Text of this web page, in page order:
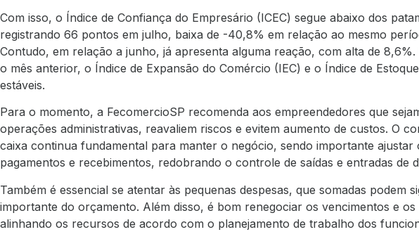
Com isso, o Índice de Confiança do Empresário (ICEC) segue abaixo dos
registrando 66 pontos em julho, baixa de -40,8% em relação ao mesmo
Contudo, em relação a junho, já apresenta alguma reação, com alta de
o mês anterior, o Índice de Expansão do Comércio (IEC) e o Índice de
estáveis.
Para o momento, a FecomercioSP recomenda aos empreendedores que
operações administrativas, reavaliem riscos e evitem aumento de custos. O
caixa continua fundamental para manter o negócio, sendo importante ajustar
pagamentos e recebimentos, redobrando o controle de saídas e entradas de
Também é essencial se atentar às pequenas despesas, que somadas podem
importante do orçamento. Além disso, é bom renegociar os vencimentos e
alinhando os recursos de acordo com o planejamento de trabalho dos